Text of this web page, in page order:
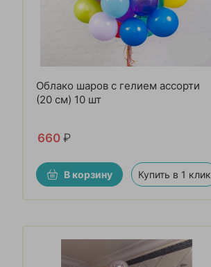
Облако шаров с гелием ассорти
(20 см) 10 шт
660 ₽
В корзину Купить в 1 клик